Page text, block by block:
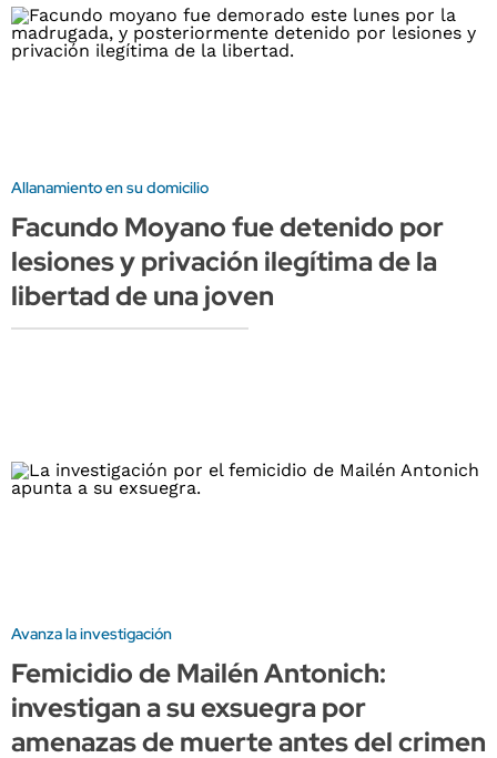
Allanamiento en su domicilio
Facundo Moyano fue detenido por
lesiones y privación ilegítima de la
libertad de una joven
Avanza la investigación
Femicidio de Mailén Antonich:
investigan a su exsuegra por
amenazas de muerte antes del crimen